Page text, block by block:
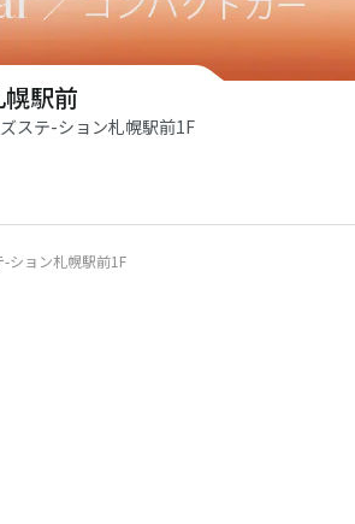
駅前
ステ-ション札幌駅前1F
ション札幌駅前1F